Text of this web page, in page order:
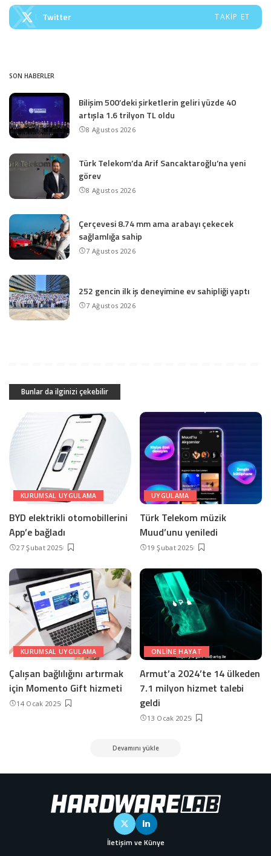
Twitter TAKIP ET
SON HABERLER
Bilişim 500’deki şirketlerin geliri yüzde 40
artışla 1.6 trilyon TL oldu
8 Ağustos 2026
Türk Telekom’da Arif Sancaktaroğlu’na yeni
görev
8 Ağustos 2026
Çerçevesi 8.74 mm ama arabayı çekecek
sağlamlığa sahip
7 Ağustos 2026
252 gencin ilk iş deneyimine ev sahipliği yaptı
7 Ağustos 2026
Bunlar da ilginizi çekebilir
KURUMSAL UYGULAMA
BYD elektrikli otomobillerini
App’e bağladı
27 Şubat 2025
UYGULAMA
Türk Telekom müzik
Muud’unu yeniledi
19 Şubat 2025
KURUMSAL UYGULAMA
Çalışan bağlılığını artırmak
için Momento Gift hizmeti
14 Ocak 2025
ONLINE HAYAT
Armut’a 2024’te 14 ülkeden
7.1 milyon hizmet talebi
geldi
13 Ocak 2025
Devamını yükle
İletişim ve Künye